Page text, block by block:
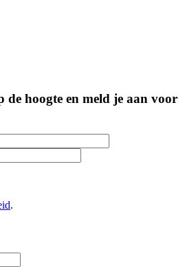
hoogte en meld je aan voor
.